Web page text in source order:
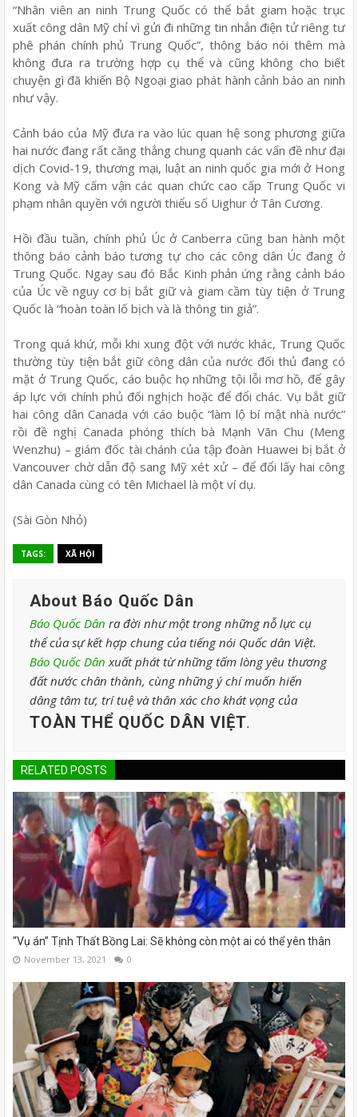
“Nhân viên an ninh Trung Quốc có thể bắt giam hoặc trục
xuất công dân Mỹ chỉ vì gửi đi những tin nhắn điện tử riêng tư
phê phán chính phủ Trung Quốc”, thông báo nói thêm mà
không đưa ra trường hợp cụ thể và cũng không cho biết
chuyện gì đã khiến Bộ Ngoại giao phát hành cảnh báo an ninh
như vậy.
Cảnh báo của Mỹ đưa ra vào lúc quan hệ song phương giữa
hai nước đang rất căng thẳng chung quanh các vấn đề như đại
dịch Covid-19, thương mại, luật an ninh quốc gia mới ở Hong
Kong và Mỹ cấm vận các quan chức cao cấp Trung Quốc vi
phạm nhân quyền với người thiểu số Uighur ở Tân Cương.
Hồi đầu tuần, chính phủ Úc ở Canberra cũng ban hành một
thông báo cảnh báo tương tự cho các công dân Úc đang ở
Trung Quốc. Ngay sau đó Bắc Kinh phản ứng rằng cảnh báo
của Úc về nguy cơ bị bắt giữ và giam cầm tùy tiện ở Trung
Quốc là “hoàn toàn lố bịch và là thông tin giả”.
Trong quá khứ, mỗi khi xung đột với nước khác, Trung Quốc
thường tùy tiện bắt giữ công dân của nước đối thủ đang có
mặt ở Trung Quốc, cáo buộc họ những tội lỗi mơ hồ, để gây
áp lực với chính phủ đối nghịch hoặc để đổi chác. Vụ bắt giữ
hai công dân Canada với cáo buộc “làm lộ bí mật nhà nước”
rồi đề nghị Canada phóng thích bà Mạnh Vãn Chu (Meng
Wenzhu) – giám đốc tài chánh của tập đoàn Huawei bị bắt ở
Vancouver chờ dẫn độ sang Mỹ xét xử – để đổi lấy hai công
dân Canada cùng có tên Michael là một ví dụ.
(Sài Gòn Nhỏ)
TAGS: XÃ HỘI
About Báo Quốc Dân
Báo Quốc Dân ra đời như một trong những nỗ lực cụ
thể của sự kết hợp chung của tiếng nói Quốc dân Việt.
Báo Quốc Dân xuất phát từ những tấm lòng yêu thương
đất nước chân thành, cùng những ý chí muốn hiến
dâng tâm tư, trí tuệ và thân xác cho khát vọng của
TOÀN THỂ QUỐC DÂN VIỆT.
RELATED POSTS
“Vụ án” Tịnh Thất Bồng Lai: Sẽ không còn một ai có thể yên thân
November 13, 2021 0